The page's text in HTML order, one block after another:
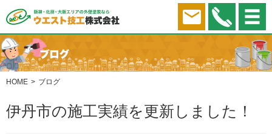
HOME ブログ
伊丹市の施工実績を更新しました！